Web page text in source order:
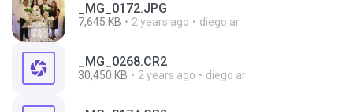
_MG_0172.JPG
7,645 KB 2 years ago diego ar
_MG_0268.CR2
30,450 KB 2 years ago diego ar